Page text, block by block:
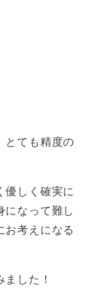
とても精度の
優しく確実に
になって難し
お考えになる
した！